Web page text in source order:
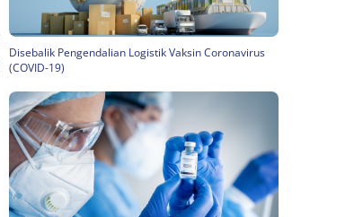
Disebalik Pengendalian Logistik Vaksin Coronavirus
(COVID-19)